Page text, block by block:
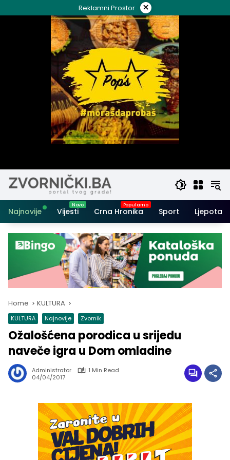
to
Reklamni Prostor ×
Najnovije Vijesti Crna Hronika Sport Ljepota i
Home KULTURA
KULTURA Najnovije Zvornik
Ožalošćena porodica u srijedu
naveče igra u Dom omladine
Administrator
1 Min Read
04/04/2017